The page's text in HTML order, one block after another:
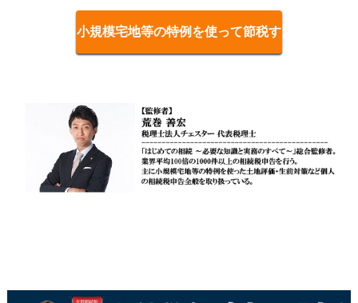
小規模宅地等の特例を使って節税す